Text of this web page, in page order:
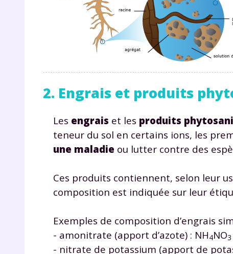
2. Engrais et produits
Les engrais et les produits
teneur du sol en certains ions, les
une maladie ou lutter contre des
Ces produits contiennent, selon leur
composition est indiquée sur leur
Exemples de composition d’engrais
- amonitrate (apport d’azote) : NH4NO3
- nitrate de potassium (apport de